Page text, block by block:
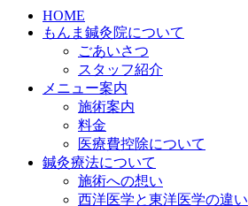
HOME
もんま鍼灸院について
ごあいさつ
スタッフ紹介
メニュー案内
施術案内
料金
医療費控除について
鍼灸療法について
施術への想い
西洋医学と東洋医学の違い